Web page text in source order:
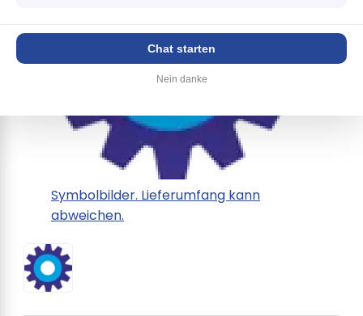
Symbolbilder. Lieferumfang kann
abweichen.
Chat starten
Nein danke